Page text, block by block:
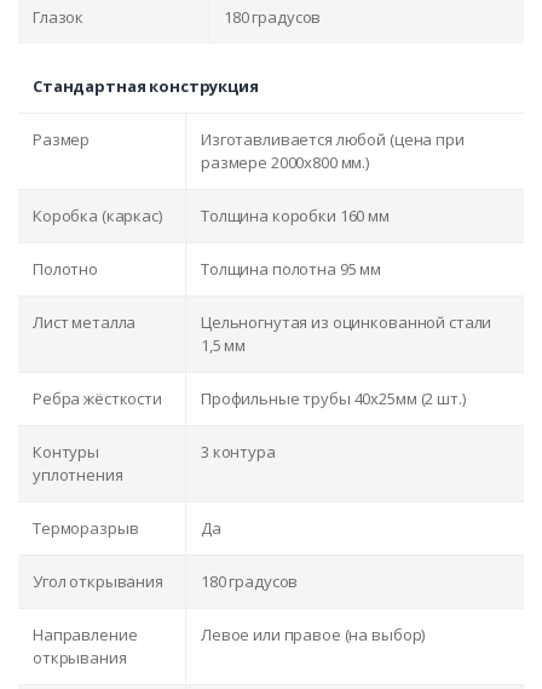
Глазок 180 градусов
Стандартная конструкция
Размер
Изготавливается любой (цена при
размере 2000x800 мм.)
Коробка (каркас) Толщина коробки 160 мм
Полотно Толщина полотна 95 мм
Лист металла
Цельногнутая из оцинкованной стали
1,5 мм
Ребра жёсткости Профильные трубы 40х25мм (2 шт.)
Контуры
уплотнения
3 контура
Терморазрыв Да
Угол открывания 180 градусов
Направление
открывания
Левое или правое (на выбор)